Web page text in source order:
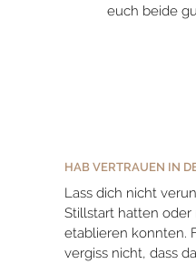
euch beide
HAB VERTRAUEN IN
Lass dich nicht
Stillstart hatten
etablieren konnten.
vergiss nicht, dass